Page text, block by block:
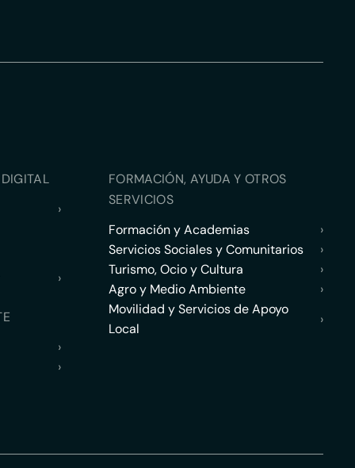
›
›
›
›
FORMACIÓN, AYUDA Y OTROS
SERVICIOS
Formación y Academias
›
Servicios Sociales y Comunitarios
›
Turismo, Ocio y Cultura
›
Agro y Medio Ambiente
›
Movilidad y Servicios de Apoyo
Local
›